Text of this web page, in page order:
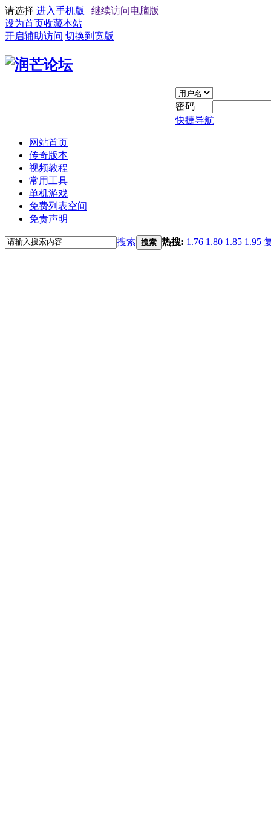
请选择 进入手机版 | 继续访问电脑版
设为首页收藏本站
开启辅助访问 切换到宽版
密码
快捷导航
网站首页
传奇版本
视频教程
常用工具
单机游戏
免费列表空间
免责声明
搜索 搜索 热搜: 1.76 1.80 1.85 1.95